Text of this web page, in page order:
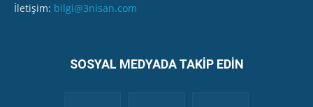
İletişim: bilgi@3nisan.com
SOSYAL MEDYADA TAKİP EDİN